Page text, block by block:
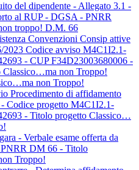
del dipendente - Allegato 3.1 -
al RUP - DGSA - PNRR
troppo! D.M. 66
Convenzioni Consip attive
2023 Codice avviso M4C1I2.1-
- CUP F34D23003680006 -
Classico…ma non Troppo!
non Troppo!
Procedimento di affidamento
Codice progetto M4C1I2.1-
- Titolo progetto Classico…
- Verbale esame offerta da
PNRR DM 66 - Titolo
Troppo!